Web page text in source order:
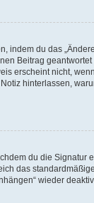
indem du das
Beitrag
erscheint nicht,
hinterlassen,
du die Signatur
das
wieder